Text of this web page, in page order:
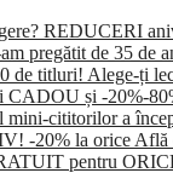
REDUCERI
pregătit de 35 de
de titluri! Alege-ți
CADOU și -20%-
mini-cititorilor a
-20% la orice Află
pentru